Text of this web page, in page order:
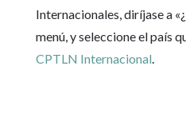
Internacionales, diríjase a
menú, y seleccione el país
CPTLN Internacional.